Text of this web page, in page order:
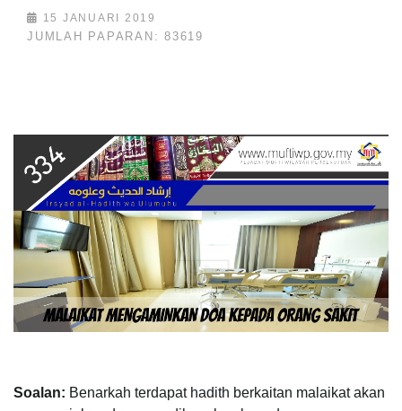
15 JANUARI 2019
JUMLAH PAPARAN: 83619
Soalan: Benarkah terdapat hadith berkaitan malaikat akan